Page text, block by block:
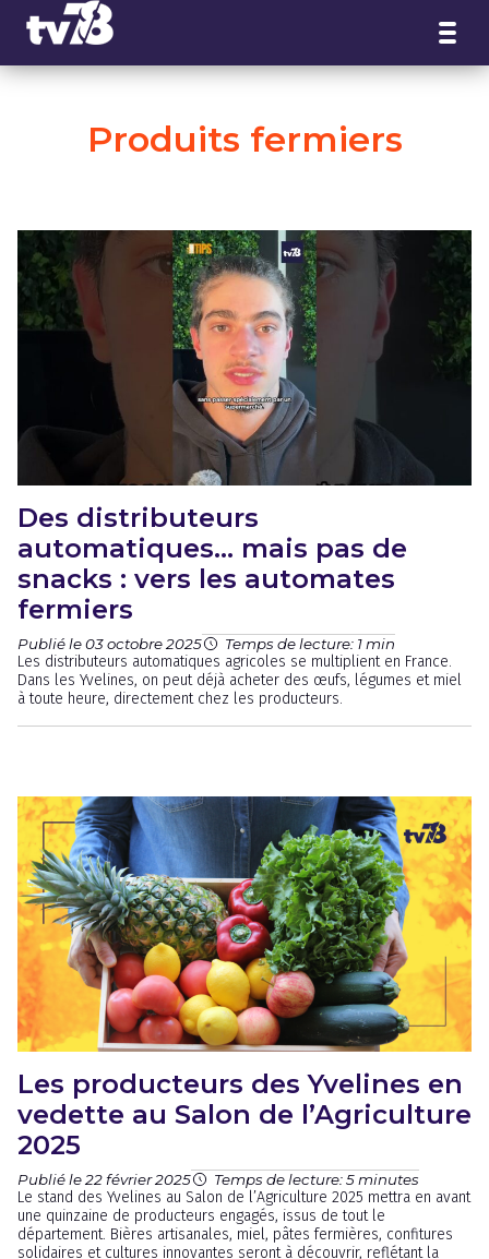
Produits fermiers
Des distributeurs
automatiques… mais pas de
snacks : vers les automates
fermiers
Publié le 03 octobre 2025 Temps de lecture: 1 min
Les distributeurs automatiques agricoles se multiplient en France.
Dans les Yvelines, on peut déjà acheter des œufs, légumes et miel
à toute heure, directement chez les producteurs.
Les producteurs des Yvelines en
vedette au Salon de l’Agriculture
2025
Publié le 22 février 2025 Temps de lecture: 5 minutes
Le stand des Yvelines au Salon de l’Agriculture 2025 mettra en avant
une quinzaine de producteurs engagés, issus de tout le
département. Bières artisanales, miel, pâtes fermières, confitures
solidaires et cultures innovantes seront à découvrir, reflétant la
Panneau de gestion des cookies